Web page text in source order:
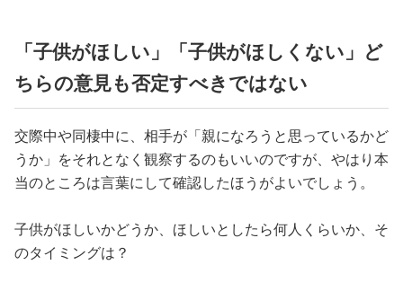
「子供がほしい」「子供がほしくない」ど
ちらの意見も否定すべきではない
交際中や同棲中に、相手が「親になろうと思っているかど
うか」をそれとなく観察するのもいいのですが、やはり本
当のところは言葉にして確認したほうがよいでしょう。
子供がほしいかどうか、ほしいとしたら何人くらいか、そ
のタイミングは？